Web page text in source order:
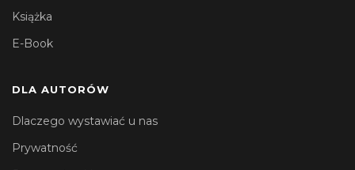
Książka
E-Book
DLA AUTORÓW
Dlaczego wystawiać u nas
Prywatność